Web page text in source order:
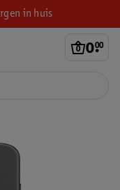
in huis
0.
00